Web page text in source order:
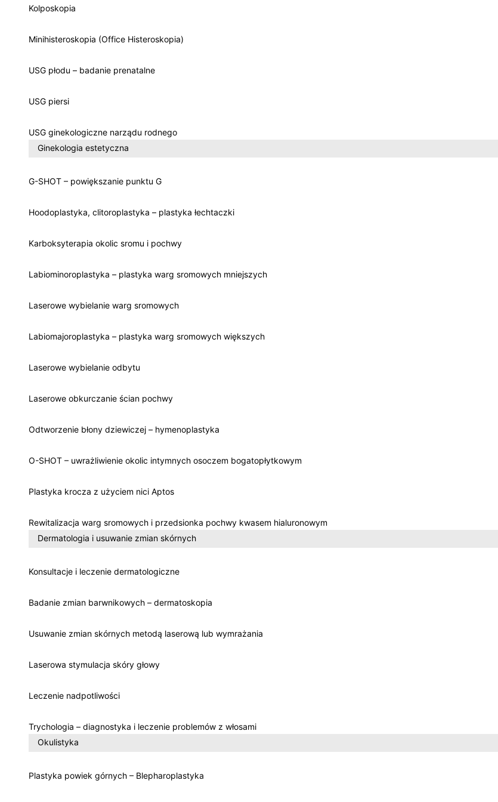
Kolposkopia
Minihisteroskopia (Office Histeroskopia)
USG płodu – badanie prenatalne
USG piersi
USG ginekologiczne narządu rodnego
Ginekologia estetyczna
G-SHOT – powiększanie punktu G
Hoodoplastyka, clitoroplastyka – plastyka łechtaczki
Karboksyterapia okolic sromu i pochwy
Labiominoroplastyka – plastyka warg sromowych mniejszych
Laserowe wybielanie warg sromowych
Labiomajoroplastyka – plastyka warg sromowych większych
Laserowe wybielanie odbytu
Laserowe obkurczanie ścian pochwy
Odtworzenie błony dziewiczej – hymenoplastyka
O-SHOT – uwrażliwienie okolic intymnych osoczem bogatopłytkowym
Plastyka krocza z użyciem nici Aptos
Rewitalizacja warg sromowych i przedsionka pochwy kwasem hialuronowym
Dermatologia i usuwanie zmian skórnych
Konsultacje i leczenie dermatologiczne
Badanie zmian barwnikowych – dermatoskopia
Usuwanie zmian skórnych metodą laserową lub wymrażania
Laserowa stymulacja skóry głowy
Leczenie nadpotliwości
Trychologia – diagnostyka i leczenie problemów z włosami
Okulistyka
Plastyka powiek górnych – Blepharoplastyka